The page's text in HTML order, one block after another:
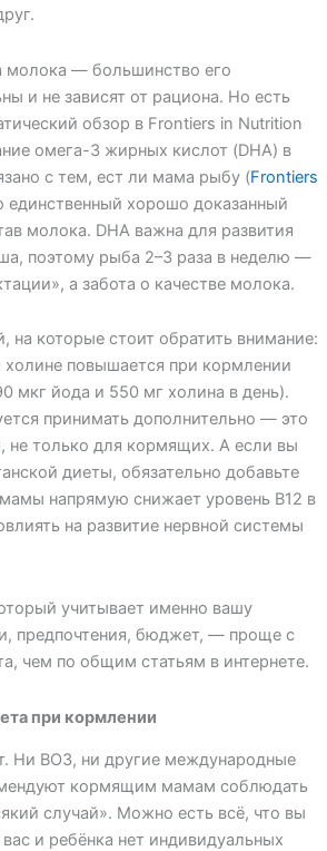
молока — большинство его
и не зависят от рациона. Но есть
обзор в Frontiers in Nutrition
омега-3 жирных кислот (DHA) в
с тем, ест ли мама рыбу (Frontiers
единственный хорошо доказанный
молока. DHA важна для развития
поэтому рыба 2–3 раза в неделю —
а забота о качестве молока.
на которые стоит обратить внимание:
холине повышается при кормлении
мкг йода и 550 мг холина в день).
принимать дополнительно — это
не только для кормящих. А если вы
диеты, обязательно добавьте
напрямую снижает уровень B12 в
на развитие нервной системы
учитывает именно вашу
предпочтения, бюджет, — проще с
чем по общим статьям в интернете.
при кормлении
Ни ВОЗ, ни другие международные
кормящим мамам соблюдать
случай». Можно есть всё, что вы
и ребёнка нет индивидуальных